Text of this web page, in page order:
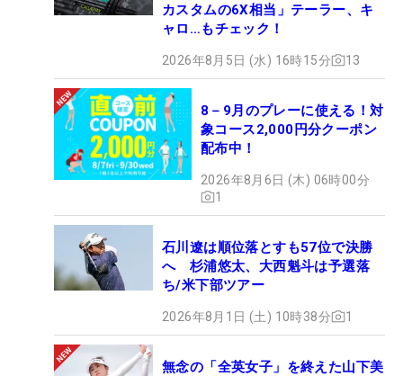
カスタムの6X相当」テーラー、キ
ャロ…もチェック！
2026年8月5日 (水) 16時15分 13
8－9月のプレーに使える！対
象コース2,000円分クーポン
配布中！
2026年8月6日 (木) 06時00分
1
石川遼は順位落とすも57位で決勝
へ 杉浦悠太、大西魁斗は予選落
ち/米下部ツアー
2026年8月1日 (土) 10時38分 1
無念の「全英女子」を終えた山下美